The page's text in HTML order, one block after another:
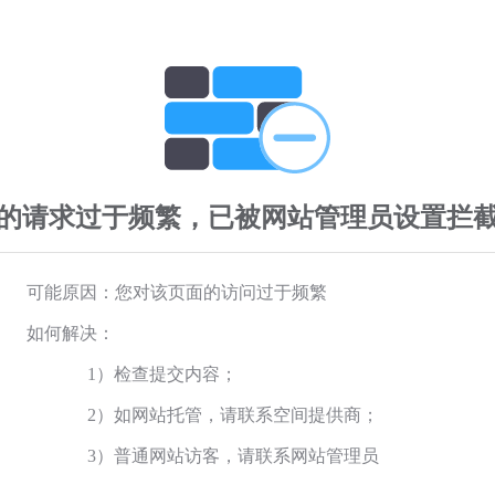
请求过于频繁，已被网站管理员设置拦
可能原因：您对该页面的访问过于频繁
如何解决：
1）检查提交内容；
2）如网站托管，请联系空间提供商；
3）普通网站访客，请联系网站管理员